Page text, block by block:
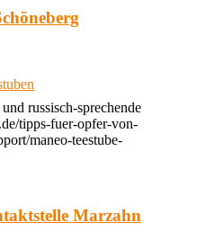
russisch-sprechende
tipps-fuer-opfer-von-
maneo-teestube-
Marzahn